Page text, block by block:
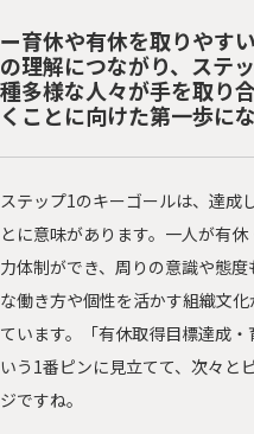
ー育休や有休を取りやす
の理解につながり、ステ
種多様な人々が手を取り
くことに向けた第一歩に
ステップ1のキーゴールは、達成
とに意味があります。一人が有
力体制ができ、周りの意識や態
な働き方や個性を活かす組織文
ています。「有休取得目標達成
いう1番ピンに見立てて、次々と
ジですね。